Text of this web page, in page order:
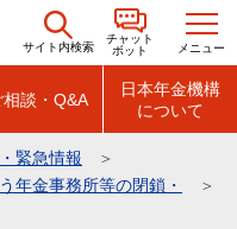
サイト内検索
チャット
ボット
メニュー
相談・Q&A
日本年金機構
について
緊急情報
年金事務所等の閉鎖・